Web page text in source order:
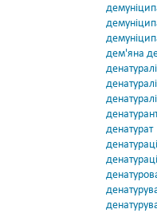
дем'яна
денатурат